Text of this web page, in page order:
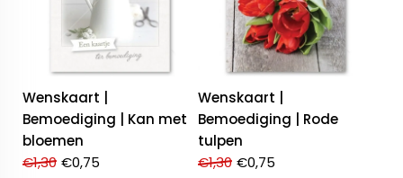
Wenskaart |
Bemoediging | Kan met
bloemen
€1,30 €0,75
Wenskaart |
Bemoediging | Rode
tulpen
€1,30 €0,75